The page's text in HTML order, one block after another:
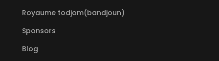
Royaume todjom(bandjoun)
Sponsors
Blog